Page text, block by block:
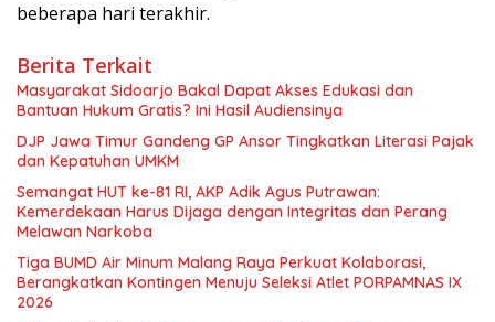
beberapa hari terakhir.
Berita Terkait
Masyarakat Sidoarjo Bakal Dapat Akses Edukasi dan
Bantuan Hukum Gratis? Ini Hasil Audiensinya
DJP Jawa Timur Gandeng GP Ansor Tingkatkan Literasi Pajak
dan Kepatuhan UMKM
Semangat HUT ke-81 RI, AKP Adik Agus Putrawan:
Kemerdekaan Harus Dijaga dengan Integritas dan Perang
Melawan Narkoba
Tiga BUMD Air Minum Malang Raya Perkuat Kolaborasi,
Berangkatkan Kontingen Menuju Seleksi Atlet PORPAMNAS IX
2026